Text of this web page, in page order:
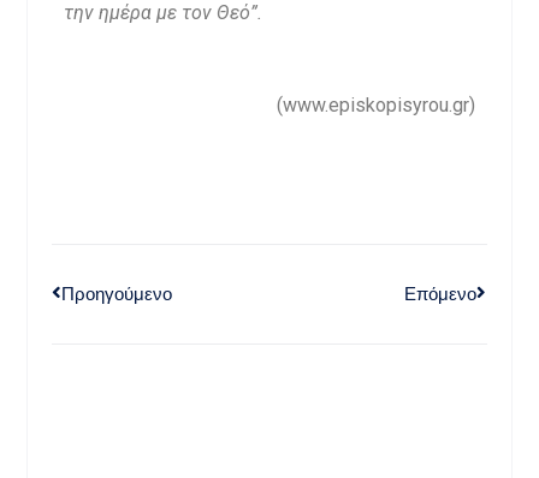
την ημέρα με τον Θεό”.
(www.episkopisyrou.gr)
Προηγούμενο Επόμενο